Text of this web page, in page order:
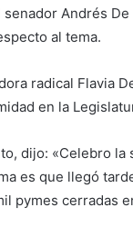
senador Andrés
al tema.
radical Flavia
en la
dijo: «Celebro
es que llegó
pymes cerradas